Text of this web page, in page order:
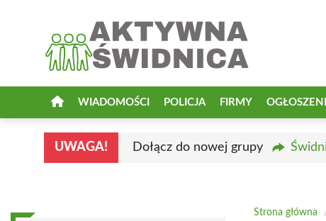
WIADOMOŚCI POLICJA FIRMY
UWAGA! Dołącz do nowej grupy
Strona główna